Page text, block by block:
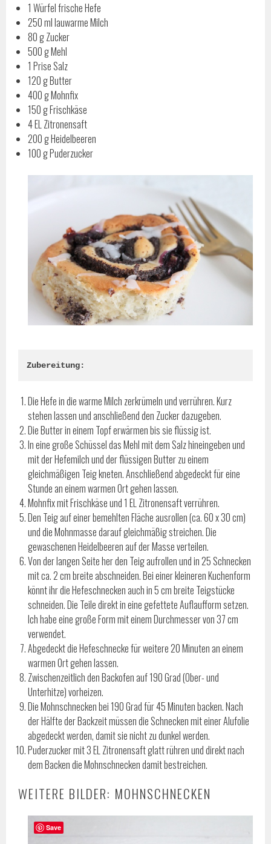
1 Würfel frische Hefe
250 ml lauwarme Milch
80 g Zucker
500 g Mehl
1 Prise Salz
120 g Butter
400 g Mohnfix
150 g Frischkäse
4 EL Zitronensaft
200 g Heidelbeeren
100 g Puderzucker
Zubereitung:
Die Hefe in die warme Milch zerkrümeln und verrühren. Kurz
stehen lassen und anschließend den Zucker dazugeben.
Die Butter in einem Topf erwärmen bis sie flüssig ist.
In eine große Schüssel das Mehl mit dem Salz hineingeben und
mit der Hefemilch und der flüssigen Butter zu einem
gleichmäßigen Teig kneten. Anschließend abgedeckt für eine
Stunde an einem warmen Ort gehen lassen.
Mohnfix mit Frischkäse und 1 EL Zitronensaft verrühren.
Den Teig auf einer bemehlten Fläche ausrollen (ca. 60 x 30 cm)
und die Mohnmasse darauf gleichmäßig streichen. Die
gewaschenen Heidelbeeren auf der Masse verteilen.
Von der langen Seite her den Teig aufrollen und in 25 Schnecken
mit ca. 2 cm breite abschneiden. Bei einer kleineren Kuchenform
könnt ihr die Hefeschnecken auch in 5 cm breite Teigstücke
schneiden. Die Teile direkt in eine gefettete Auflaufform setzen.
Ich habe eine große Form mit einem Durchmesser von 37 cm
verwendet.
Abgedeckt die Hefeschnecke für weitere 20 Minuten an einem
warmen Ort gehen lassen.
Zwischenzeitlich den Backofen auf 190 Grad (Ober- und
Unterhitze) vorheizen.
Die Mohnschnecken bei 190 Grad für 45 Minuten backen. Nach
der Hälfte der Backzeit müssen die Schnecken mit einer Alufolie
abgedeckt werden, damit sie nicht zu dunkel werden.
Puderzucker mit 3 EL Zitronensaft glatt rühren und direkt nach
dem Backen die Mohnschnecken damit bestreichen.
WEITERE BILDER: MOHNSCHNECKEN
Save